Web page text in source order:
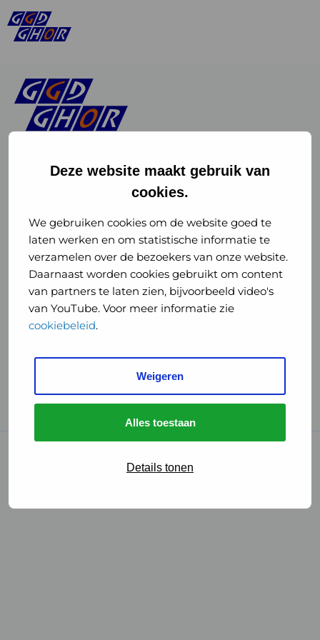
Deze website maakt gebruik van
cookies.
We gebruiken cookies om de website goed te
laten werken en om statistische informatie te
verzamelen over de bezoekers van onze website.
Daarnaast worden cookies gebruikt om content
van partners te laten zien, bijvoorbeeld video's
van YouTube. Voor meer informatie zie
cookiebeleid.
Weigeren
Alles toestaan
Details tonen
of
GGD
GHOR
Nederland
Instagram
of
GGD
GHOR
Nederland
GGD Reizen op social media
GGD Reizen
GGD Reisvaccinaties